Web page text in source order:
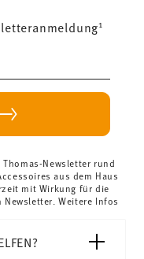
1
Newsletter rund
aus dem Haus
mit Wirkung für die
Weitere Infos